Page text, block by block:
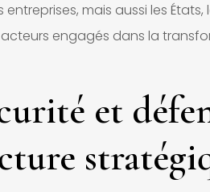
mais aussi les États,
engagés dans la
et